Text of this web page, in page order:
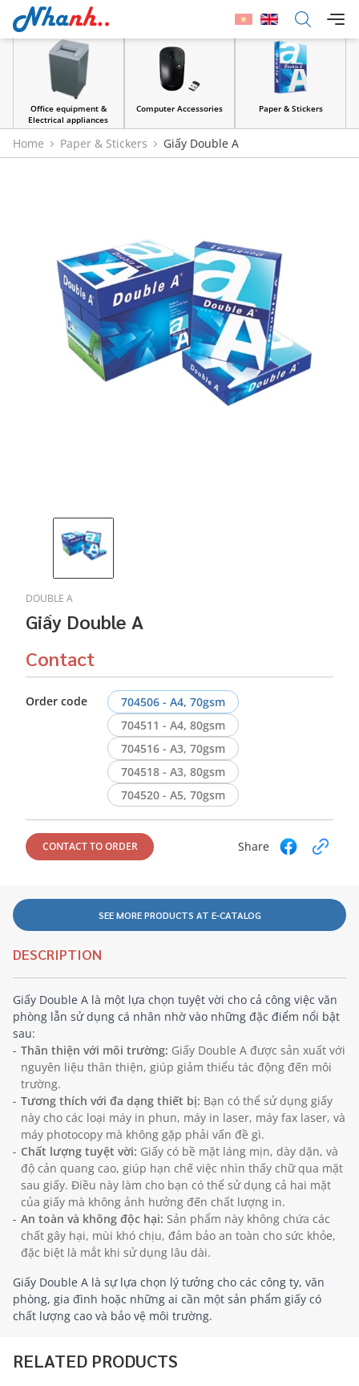
Office equipment &
Electrical appliances
Computer Accessories Paper & Stickers
Home Paper & Stickers Giấy Double A
DOUBLE A
Giấy Double A
Contact
Order code
704506 - A4, 70gsm
704511 - A4, 80gsm
704516 - A3, 70gsm
704518 - A3, 80gsm
704520 - A5, 70gsm
CONTACT TO ORDER Share
SEE MORE PRODUCTS AT E-CATALOG
DESCRIPTION
Giấy Double A là một lựa chọn tuyệt vời cho cả công việc văn
phòng lẫn sử dụng cá nhân nhờ vào những đặc điểm nổi bật
sau:
Thân thiện với môi trường: Giấy Double A được sản xuất với
nguyên liệu thân thiện, giúp giảm thiểu tác động đến môi
trường.
Tương thích với đa dạng thiết bị: Bạn có thể sử dụng giấy
này cho các loại máy in phun, máy in laser, máy fax laser, và
máy photocopy mà không gặp phải vấn đề gì.
Chất lượng tuyệt vời: Giấy có bề mặt láng mịn, dày dặn, và
độ cản quang cao, giúp hạn chế việc nhìn thấy chữ qua mặt
sau giấy. Điều này làm cho bạn có thể sử dụng cả hai mặt
của giấy mà không ảnh hưởng đến chất lượng in.
An toàn và không độc hại: Sản phẩm này không chứa các
chất gây hại, mùi khó chịu, đảm bảo an toàn cho sức khỏe,
đặc biệt là mắt khi sử dụng lâu dài.
Giấy Double A là sự lựa chọn lý tưởng cho các công ty, văn
phòng, gia đình hoặc những ai cần một sản phẩm giấy có
chất lượng cao và bảo vệ môi trường.
RELATED PRODUCTS